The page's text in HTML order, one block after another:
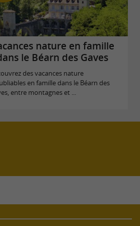
nature en famille
le Béarn des Gaves
des vacances nature
en famille dans le Béarn des
entre montagnes et ...